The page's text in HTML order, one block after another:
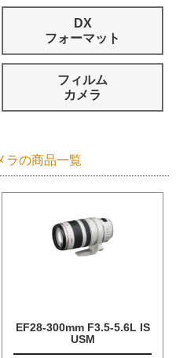
DX
フォーマット
フィルム
カメラ
ラの商品一覧
EF28-300mm F3.5-5.6L IS
USM